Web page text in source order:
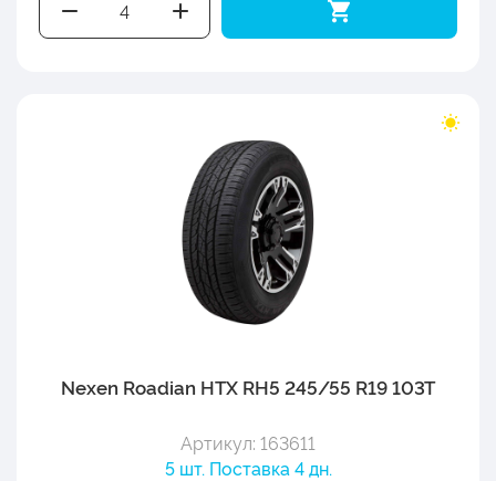
Nexen Roadian HTX RH5 245/55 R19 103T
Артикул: 163611
5 шт. Поставка 4 дн.